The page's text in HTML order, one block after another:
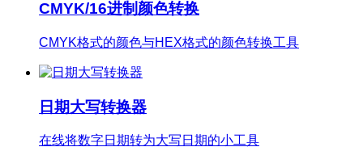
CMYK/16进制颜色转换
CMYK格式的颜色与HEX格式的颜色转换工具
日期大写转换器
在线将数字日期转为大写日期的小工具